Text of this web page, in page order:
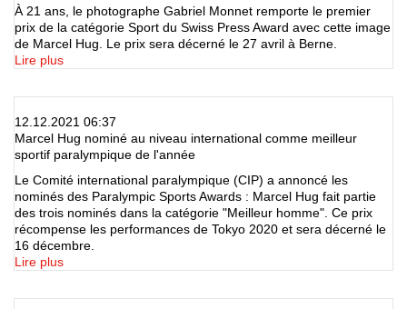
À 21 ans, le photographe Gabriel Monnet remporte le premier
prix de la catégorie Sport du Swiss Press Award avec cette image
de Marcel Hug. Le prix sera décerné le 27 avril à Berne.
Lire plus
12.12.2021 06:37
Marcel Hug nominé au niveau international comme meilleur
sportif paralympique de l'année
Le Comité international paralympique (CIP) a annoncé les
nominés des Paralympic Sports Awards : Marcel Hug fait partie
des trois nominés dans la catégorie "Meilleur homme". Ce prix
récompense les performances de Tokyo 2020 et sera décerné le
16 décembre.
Lire plus